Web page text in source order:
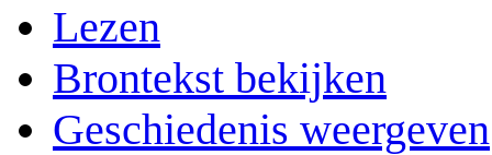
Lezen
Brontekst bekijken
Geschiedenis weergeven